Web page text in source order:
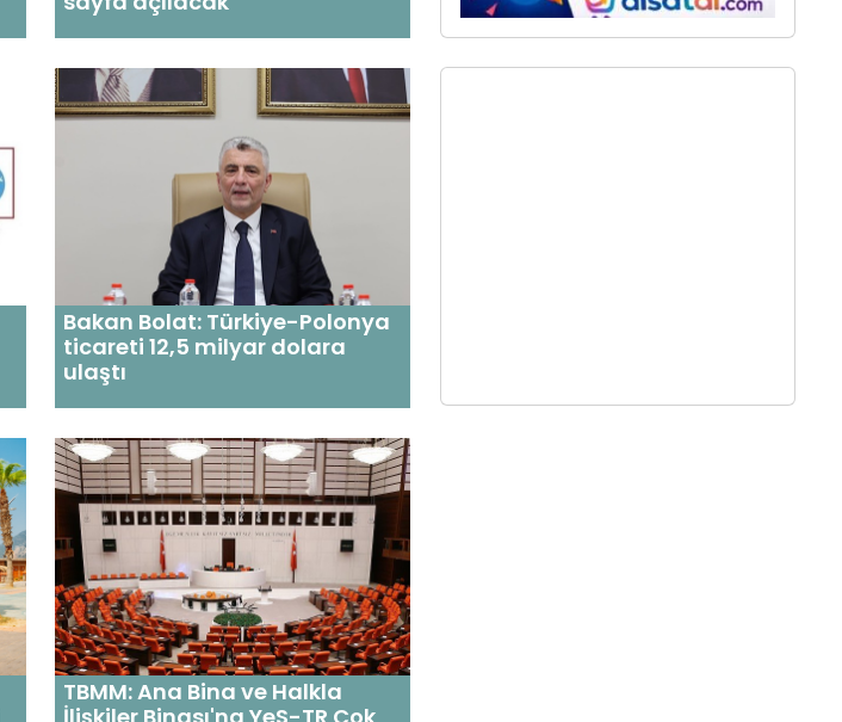
Bakan Bolat: Türkiye-Polonya
ticareti 12,5 milyar dolara
ulaştı
TBMM: Ana Bina ve Halkla